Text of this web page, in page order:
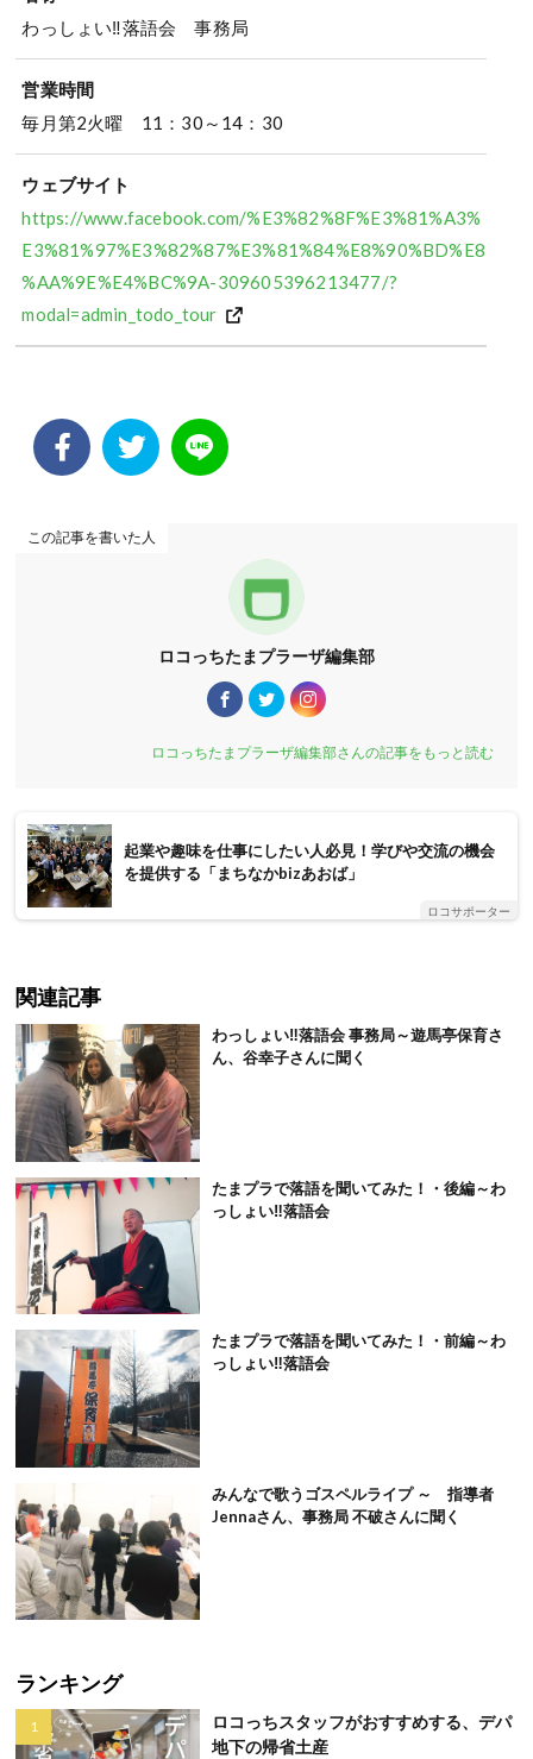
わっしょい‼落語会 事務局
営業時間
毎月第2火曜 11：30～14：30
ウェブサイト
https://www.facebook.com/%E3%82%8F%E3%81%A3%
E3%81%97%E3%82%87%E3%81%84%E8%90%BD%E8
%AA%9E%E4%BC%9A-309605396213477/?
modal=admin_todo_tour
この記事を書いた人
ロコっちたまプラーザ編集部
ロコっちたまプラーザ編集部さんの記事をもっと読む
起業や趣味を仕事にしたい人必見！学びや交流の機会
を提供する「まちなかbizあおば」
ロコサポーター
関連記事
わっしょい‼落語会 事務局～遊馬亭保育さ
ん、谷幸子さんに聞く
たまプラで落語を聞いてみた！・後編～わ
っしょい‼落語会
たまプラで落語を聞いてみた！・前編～わ
っしょい‼落語会
みんなで歌うゴスペルライプ ～ 指導者
Jennaさん、事務局 不破さんに聞く
ランキング
ロコっちスタッフがおすすめする、デパ
地下の帰省土産